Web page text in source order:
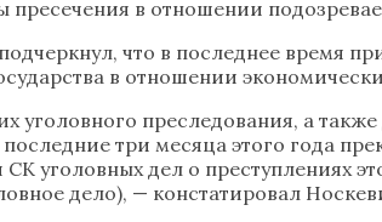
пресечения в отношении
что в последнее время
в отношении
уголовного преследования, а
три месяца этого года
уголовных дел о преступлениях
дело), — констатировал